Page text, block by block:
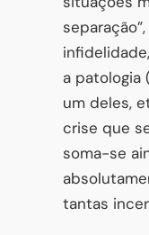
a patologia
um deles,
crise que
soma-se
tantas